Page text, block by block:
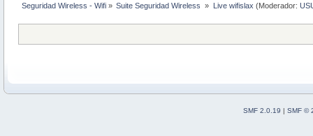
Seguridad Wireless - Wifi » Suite Seguridad Wireless » Live wifislax (Moderador:
SMF 2.0.19 | SMF ©